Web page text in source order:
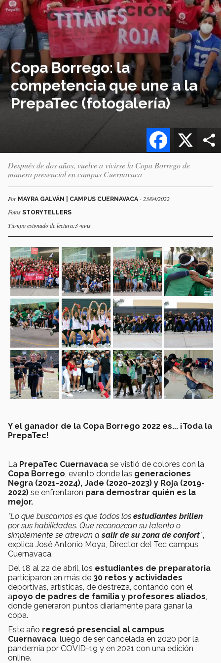
Copa Borrego: la
competencia que une a la
PrepaTec (fotogalería)
X
Facebook
Después de dos años, vuelve a vivirse la Copa Borrego de
manera presencial en campus Cuernavaca
Por MAYRA GALVÁN | CAMPUS CUERNAVACA - 23/04/2022
Fotos STORYTELLERS
Tiempo estimado de lectura:3 mins
Y el ganador de la Copa Borrego 2022 es... ¡Toda la
PrepaTec!
La PrepaTec Cuernavaca se vistió de colores con la
Copa Borrego , evento donde las generaciones
Negra (2021-2024), Jade (2020-2023) y Roja (2019-
2022) se enfrentaron para demostrar quién es la
mejor.
"Lo que buscamos es que todos los estudiantes brillen
por sus habilidades. Que reconozcan su talento o
simplemente se atrevan asalir de su zona de confort",
explica José Antonio Moya, Director del Tec campus
Cuernavaca.
Del 18 al 22 de abril, los estudiantes de preparatoria
participaron en más de 30 retos y actividades
deportivas, artísticas, de destreza, contando con el
apoyo de padres de familia y profesores aliados
donde generaron puntos diariamente para ganar la
copa.
Este año regresó presencial al campus
Cuernavaca , luego de ser cancelada en 2020 por la
pandemia por COVID-19 y en 2021 con una edición
online.